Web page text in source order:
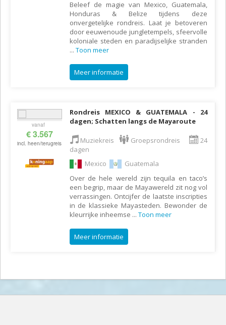
Beleef de magie van Mexico, Guatemala,
Honduras & Belize tijdens deze
onvergetelijke rondreis. Laat je betoveren
door eeuwenoude jungletempels, sfeervolle
koloniale steden en paradijselijke stranden
... Toon meer
Meer informatie
vanaf
€ 3.567
incl. heen/terugreis
Rondreis MEXICO & GUATEMALA - 24
dagen; Schatten langs de Mayaroute
Muziekreis Groepsrondreis
24
dagen
Mexico
Guatemala
Over de hele wereld zijn tequila en taco’s
een begrip, maar de Mayawereld zit nog vol
verrassingen. Ontcijfer de laatste inscripties
in de klassieke Mayasteden. Bewonder de
kleurrijke inheemse ... Toon meer
Meer informatie